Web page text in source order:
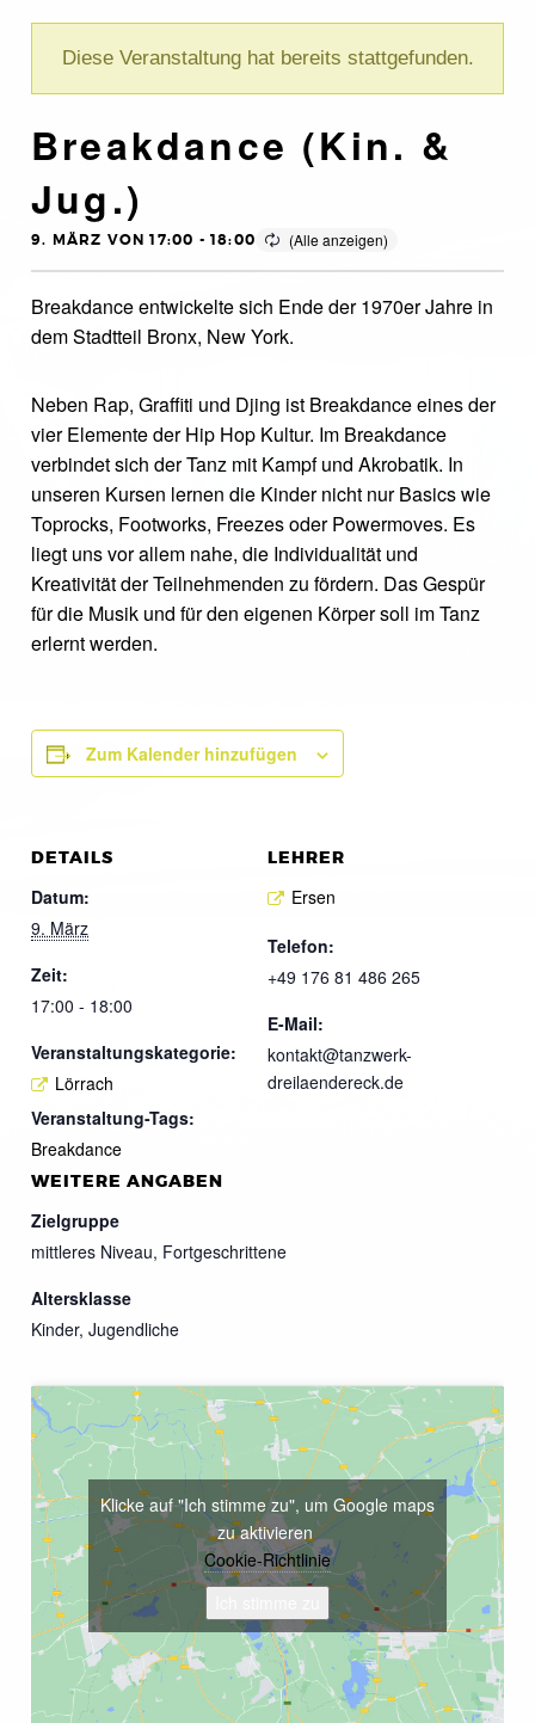
Diese Veranstaltung hat bereits stattgefunden.
Breakdance (Kin. &
Jug.)
9. MÄRZ VON 17:00 -18:00
Breakdance entwickelte sich Ende der 1970er Jahre in
dem Stadtteil Bronx, New York.
Neben Rap, Graffiti und Djing ist Breakdance eines der
vier Elemente der Hip Hop Kultur. Im Breakdance
verbindet sich der Tanz mit Kampf und Akrobatik. In
unseren Kursen lernen die Kinder nicht nur Basics wie
Toprocks, Footworks, Freezes oder Powermoves. Es
liegt uns vor allem nahe, die Individualität und
Kreativität der Teilnehmenden zu fördern. Das Gespür
für die Musik und für den eigenen Körper soll im Tanz
erlernt werden.
Zum Kalender hinzufügen
DETAILS
Datum:
9. März
Zeit:
17:00 - 18:00
Veranstaltungskategorie:
Lörrach
Veranstaltung-Tags:
Breakdance
LEHRER
Ersen
Telefon:
+49 176 81 486 265
E-Mail:
kontakt@tanzwerk-
dreilaendereck.de
WEITERE ANGABEN
Zielgruppe
mittleres Niveau, Fortgeschrittene
Altersklasse
Kinder, Jugendliche
Klicke auf "Ich stimme zu", um Google maps
zu aktivieren
Cookie-Richtlinie